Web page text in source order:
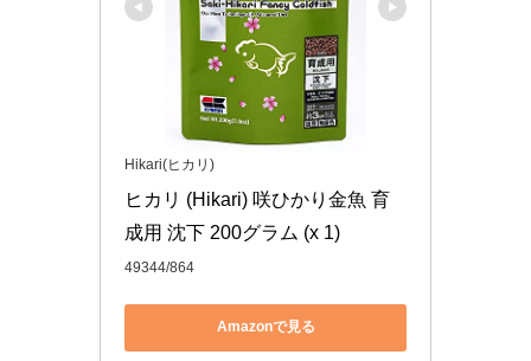
Hikari(ヒカリ)
ヒカリ (Hikari) 咲ひかり金魚 育
成用 沈下 200グラム (x 1)
49344/864
Amazonで見る